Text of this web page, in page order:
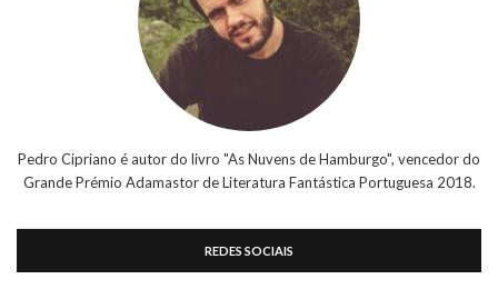
Pedro Cipriano é autor do livro "As Nuvens de Hamburgo", vencedor do
Grande Prémio Adamastor de Literatura Fantástica Portuguesa 2018.
REDES SOCIAIS